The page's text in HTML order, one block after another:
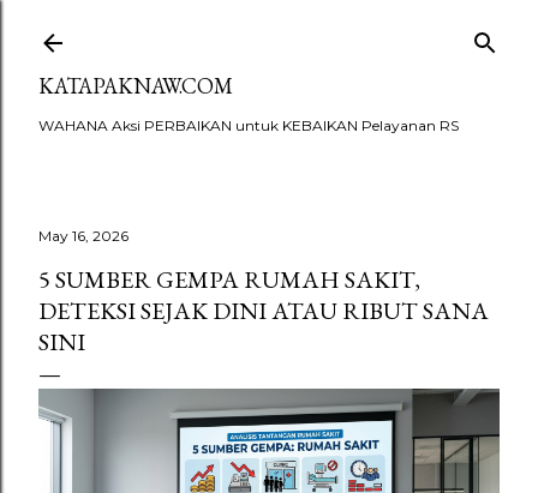
KATAPAKNAW.COM
WAHANA Aksi PERBAIKAN untuk KEBAIKAN Pelayanan RS
May 16, 2026
5 SUMBER GEMPA RUMAH SAKIT,
DETEKSI SEJAK DINI ATAU RIBUT SANA
SINI